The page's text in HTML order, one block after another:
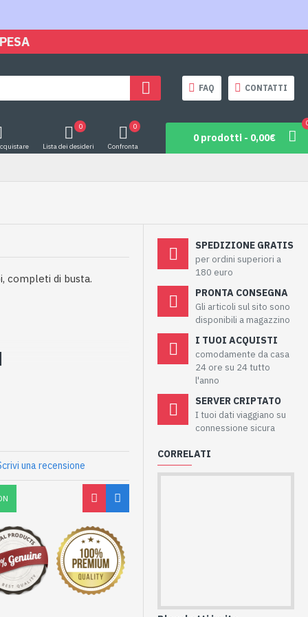
FAQ CONTATTI
Lista dei desideri
0
Confronta
0
0 prodotti - 0,00€
completi di busta.
una recensione
SPEDIZIONE GRATIS
per ordini superiori a
180 euro
PRONTA CONSEGNA
Gli articoli sul sito sono
disponibili a magazzino
I TUOI ACQUISTI
comodamente da casa
24 ore su 24 tutto
l'anno
SERVER CRIPTATO
I tuoi dati viaggiano su
connessione sicura
CORRELATI